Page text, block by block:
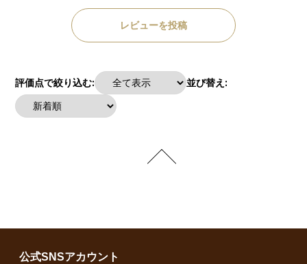
レビューを投稿
評価点で絞り込む: 並び替え:
公式SNSアカウント